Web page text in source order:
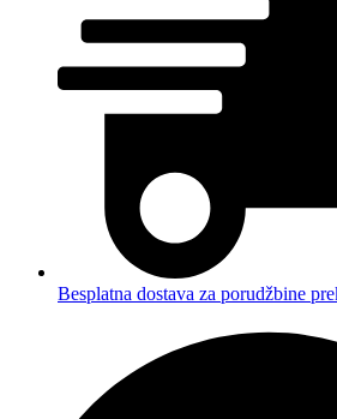
Besplatna dostava za porudžbine